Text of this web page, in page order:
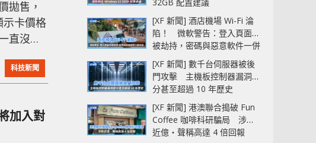
拋售，
示卡價格
直沒有
測，他
將核心
科技新聞
加入對
32GB 配置建議
[XF 新聞] 酒店機場 Wi-Fi 淪
陷！ 微軟警告：登入頁面可
被劫持，密碼與惡意軟件一併
中招
[XF 新聞] 數千台伺服器被後
門攻擊 主機板控制器漏洞部
分甚至超過 10 年歷史
[XF 新聞] 港澳聯合搗破 Fun
Coffee 咖啡科研騙局 涉款
近億‧聲稱高達 4 倍回報